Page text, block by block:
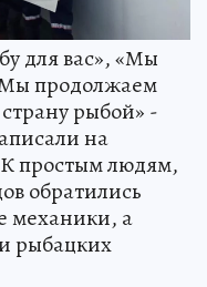
для вас», «Мы
продолжаем
рыбой» -
на
простым людям,
обратились
механики, а
рыбацких